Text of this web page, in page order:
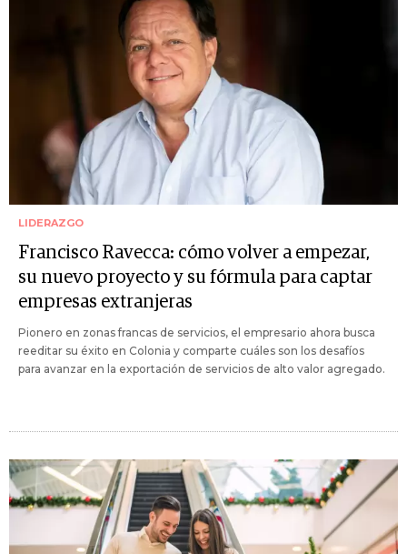
LIDERAZGO
Francisco Ravecca: cómo volver a empezar,
su nuevo proyecto y su fórmula para captar
empresas extranjeras
Pionero en zonas francas de servicios, el empresario ahora busca
reeditar su éxito en Colonia y comparte cuáles son los desafíos
para avanzar en la exportación de servicios de alto valor agregado.